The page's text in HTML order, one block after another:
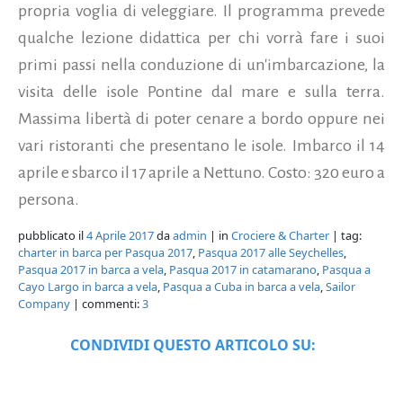
propria voglia di veleggiare. Il programma prevede
qualche lezione didattica per chi vorrà fare i suoi
primi passi nella conduzione di un'imbarcazione, la
visita delle isole Pontine dal mare e sulla terra.
Massima libertà di poter cenare a bordo oppure nei
vari ristoranti che presentano le isole. Imbarco il 14
aprile e sbarco il 17 aprile a Nettuno. Costo: 320 euro a
persona.
pubblicato il4 Aprile 2017daadmin | in Crociere & Charter | tag:
charter in barca per Pasqua 2017, Pasqua 2017 alle Seychelles,
Pasqua 2017 in barca a vela, Pasqua 2017 in catamarano, Pasqua a
Cayo Largo in barca a vela, Pasqua a Cuba in barca a vela,Sailor
Company | commenti:3
CONDIVIDI QUESTO ARTICOLO SU: